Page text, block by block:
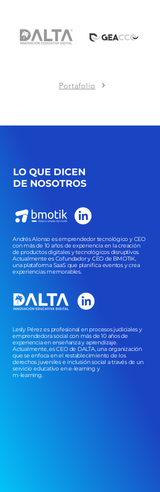
Portafolio
LO QUE DICEN
DE NOSOTROS
Andrés Alonso es emprendedor tecnológico y CEO
con más de 10 años de experiencia en la creación
de productos digitales y tecnológicos disruptivos.
Actualmente es Cofundador y CEO de BMOTIK,
una plataforma SaaS que planifica eventos y crea
experiencias memorables.
Lesly Pérez es profesional en procesos judiciales y
emprendedora social con más de 10 años de
experiencia en enseñanza y aprendizaje.
Actualmente, es CEO de DALTA, una organización
que se enfoca en el restablecimiento de los
derechos juveniles e inclusión social a través de un
servicio educativo en e-learning y
m-learning.